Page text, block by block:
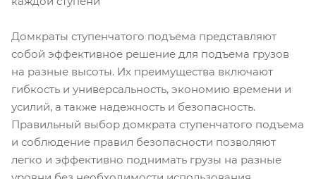
Домкраты ступенчатого подъема представляют
собой эффективное решение для подъема грузов
на разные высоты. Их преимущества включают
гибкость и универсальность, экономию времени и
усилий, а также надежность и безопасность.
Правильный выбор домкрата ступенчатого подъема
и соблюдение правил безопасности позволяют
легко и эффективно поднимать грузы на разные